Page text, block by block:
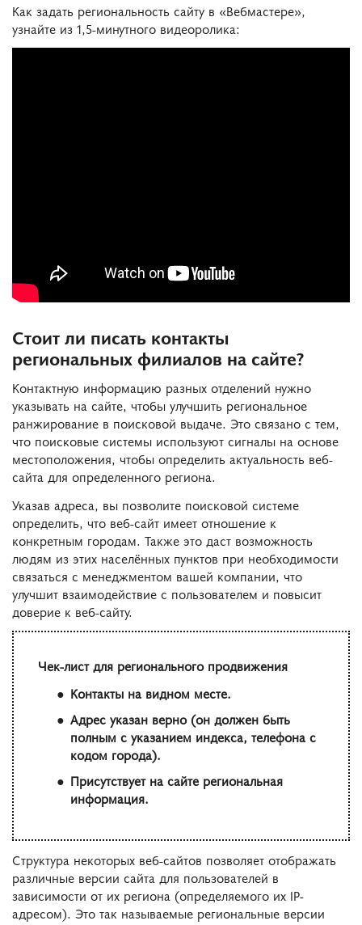
Как задать региональность сайту в «Вебмастере»,
узнайте из 1,5-минутного видеоролика:
Стоит ли писать контакты
региональных филиалов на сайте?
Контактную информацию разных отделений нужно
указывать на сайте, чтобы улучшить региональное
ранжирование в поисковой выдаче. Это связано с тем,
что поисковые системы используют сигналы на основе
местоположения, чтобы определить актуальность веб-
сайта для определенного региона.
Указав адреса, вы позволите поисковой системе
определить, что веб-сайт имеет отношение к
конкретным городам. Также это даст возможность
людям из этих населённых пунктов при необходимости
связаться с менеджментом вашей компании, что
улучшит взаимодействие с пользователем и повысит
доверие к веб-сайту.
Чек-лист для регионального продвижения
Контакты на видном месте.
Адрес указан верно (он должен быть
полным с указанием индекса, телефона с
кодом города).
Присутствует на сайте региональная
информация.
Структура некоторых веб-сайтов позволяет отображать
различные версии сайта для пользователей в
зависимости от их региона (определяемого их IP-
адресом). Это так называемые региональные версии